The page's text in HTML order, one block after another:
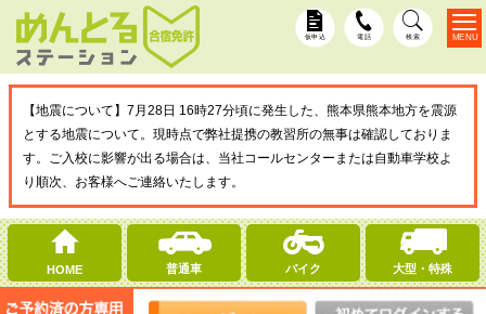
仮申込 電話 検索
【地震について】7月28日 16時27分頃に発生した、熊本県熊本地方を震源
とする地震について。現時点で弊社提携の教習所の無事は確認しておりま
す。ご入校に影響が出る場合は、当社コールセンターまたは自動車学校よ
り順次、お客様へご連絡いたします。
HOME 普通車 バイク 大型・特殊
MENU